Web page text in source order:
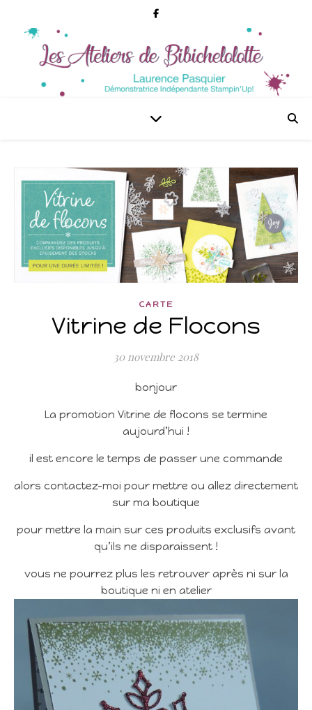
CARTE
Vitrine de Flocons
30 novembre 2018
bonjour
La promotion Vitrine de flocons se termine
aujourd’hui !
il est encore le temps de passer une commande
alors contactez-moi pour mettre ou allez directement
sur ma boutique
pour mettre la main sur ces produits exclusifs avant
qu’ils ne disparaissent !
vous ne pourrez plus les retrouver après ni sur la
boutique ni en atelier